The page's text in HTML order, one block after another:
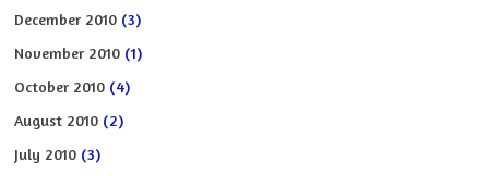
December 2010 (3)
November 2010 (1)
October 2010 (4)
August 2010 (2)
July 2010 (3)